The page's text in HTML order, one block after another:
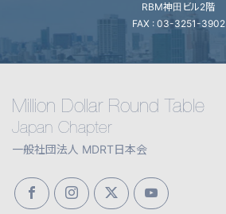
RBM神田ビル2階
FAX : 03-3251-3902
Million Dollar Round Table
Japan Chapter
一般社団法人 MDRT日本会